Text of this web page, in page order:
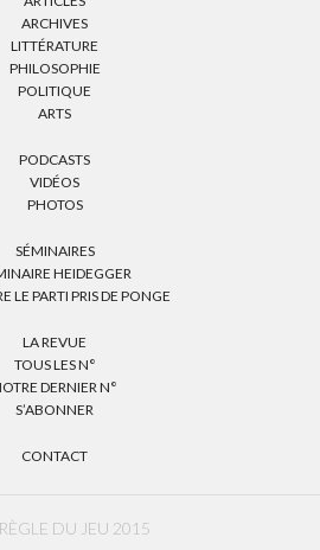
ARCHIVES
LITTÉRATURE
PHILOSOPHIE
POLITIQUE
ARTS
PODCASTS
VIDÉOS
PHOTOS
SÉMINAIRES
HEIDEGGER
LE PARTI PRIS DE PONGE
LA REVUE
TOUS LES N°
DERNIER N°
S’ABONNER
CONTACT
DU JEU 2015